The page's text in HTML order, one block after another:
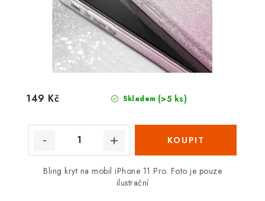
Skladem (>5 ks)
149 Kč
Bling kryt na mobil iPhone 11 Pro. Foto je pouze
ilustrační